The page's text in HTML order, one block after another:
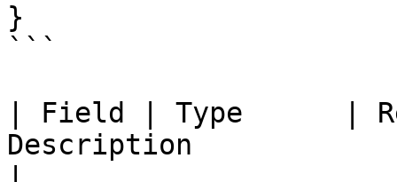
}
```
| Field | Type      |
Description